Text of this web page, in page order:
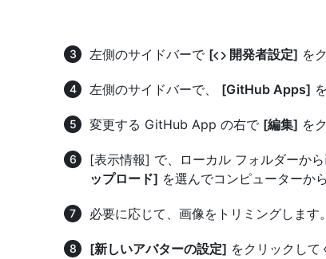
左側のサイドバーで [ 開発者設定] を
左側のサイドバーで、 [GitHub Apps]
変更する GitHub App の右で [編集] を
[表示情報] で、ローカル フォルダーか
ップロード] を選んでコンピューターか
必要に応じて、画像をトリミングします。
[新しいアバターの設定] をクリックして